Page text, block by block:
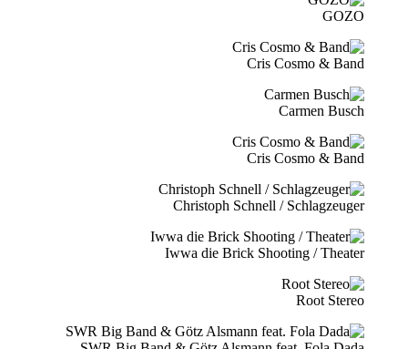
GOZO
Cris Cosmo & Band
Carmen Busch
Cris Cosmo & Band
Christoph Schnell / Schlagzeuger
Iwwa die Brick Shooting / Theater
Root Stereo